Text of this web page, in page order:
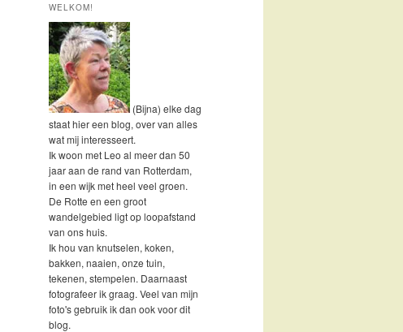
WELKOM!
(Bijna) elke dag
staat hier een blog, over van alles
wat mij interesseert.
Ik woon met Leo al meer dan 50
jaar aan de rand van Rotterdam,
in een wijk met heel veel groen.
De Rotte en een groot
wandelgebied ligt op loopafstand
van ons huis.
Ik hou van knutselen, koken,
bakken, naaien, onze tuin,
tekenen, stempelen. Daarnaast
fotografeer ik graag. Veel van mijn
foto's gebruik ik dan ook voor dit
blog.